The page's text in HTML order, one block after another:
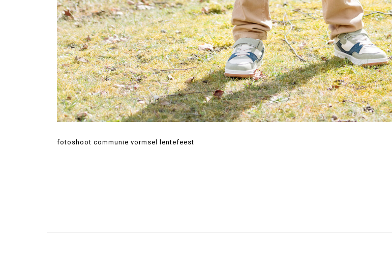
fotoshoot communie vormsel lentefeest